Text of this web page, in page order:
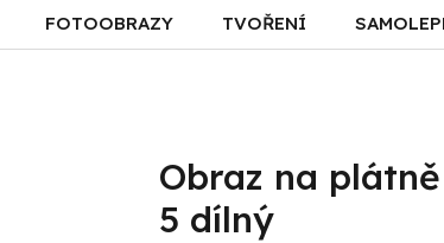
FOTOOBRAZY TVOŘENÍ
Obraz na
5 dílný